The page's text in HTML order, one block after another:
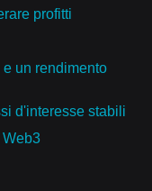
profitti
un rendimento
d'interesse stabili
Web3